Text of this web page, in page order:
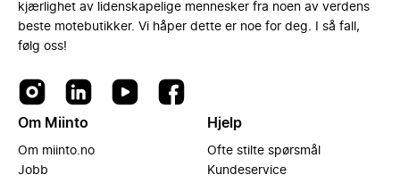
kjærlighet av lidenskapelige mennesker fra noen av verdens
beste motebutikker. Vi håper dette er noe for deg. I så fall,
følg oss!
Om Miinto
Om miinto.no
Jobb
Hjelp
Ofte stilte spørsmål
Kundeservice